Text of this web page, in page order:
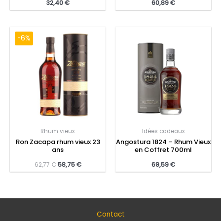
32,40€ 60,89€
-6%
Rhum vieux
Ron Zacapa rhum vieux 23
ans
62,77€ 58,75€
Idées cadeaux
Angostura 1824 – Rhum Vieux
en Coffret 700ml
69,59€
Contact